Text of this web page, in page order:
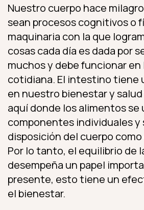
Nuestro cuerpo hace
sean procesos cognitivos o
maquinaria con la que
cosas cada día es dada por
muchos y debe funcionar en
cotidiana. El intestino tiene
en nuestro bienestar y
aquí donde los alimentos se
componentes individuales y
disposición del cuerpo
Por lo tanto, el equilibrio de
desempeña un papel
presente, esto tiene un
el bienestar.